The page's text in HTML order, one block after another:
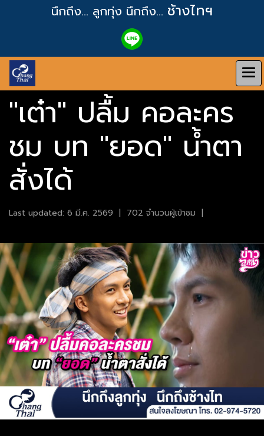
นึกถึง... ลูกทุ่ง นึกถึง... ช้างไทฯ
"เต๋า" ปลื้ม คอละคร
ชม บท "ยอด" น้ำตา
สั่งได้
Last updated: 6 มี.ค. 2569 | 702 จำนวนผู้เข้าชม |